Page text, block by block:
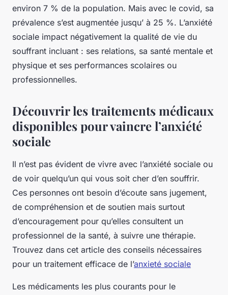
environ 7 % de la population. Mais avec le covid, sa
prévalence s’est augmentée jusqu’ à 25 %. L’anxiété
sociale impact négativement la qualité de vie du
souffrant incluant : ses relations, sa santé mentale et
physique et ses performances scolaires ou
professionnelles.
Découvrir les traitements médicaux
disponibles pour vaincre l’anxiété
sociale
Il n’est pas évident de vivre avec l’anxiété sociale ou
de voir quelqu’un qui vous soit cher d’en souffrir.
Ces personnes ont besoin d’écoute sans jugement,
de compréhension et de soutien mais surtout
d’encouragement pour qu’elles consultent un
professionnel de la santé, à suivre une thérapie.
Trouvez dans cet article des conseils nécessaires
pour un traitement efficace de l’anxieté sociale
Les médicaments les plus courants pour le